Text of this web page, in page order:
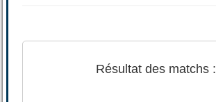
Résultat des matchs :